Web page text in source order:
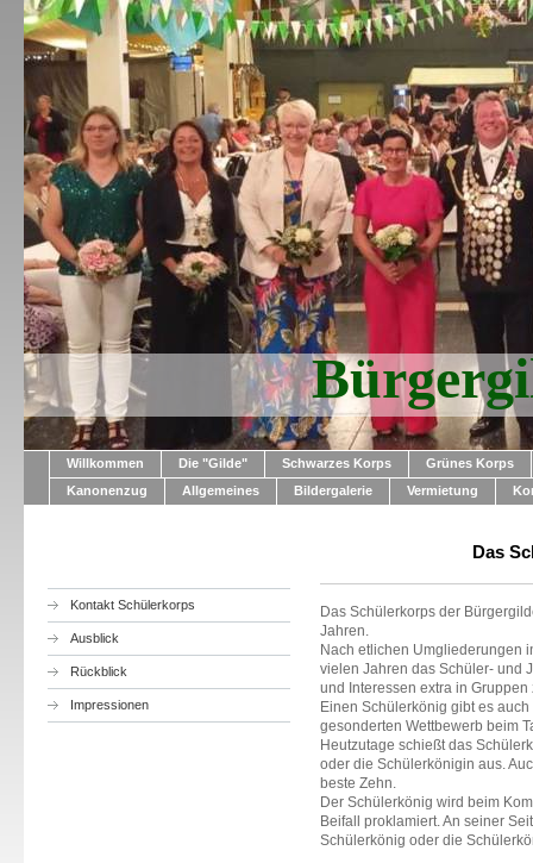
Willkommen Die "Gilde" Schwarzes Korps
Grünes Korps
Kanonenzug
Allgemeines Bildergalerie Vermietung
Kontakt Schülerkorps
Ausblick
Rückblick
Impressionen
Das
Das Schülerkorps der
Jahren.
Nach etlichen Umgliederungen
vielen Jahren das Schüler- und
und Interessen extra in
Einen Schülerkönig gibt es
gesonderten Wettbewerb beim
Heutzutage schießt das
oder die Schülerkönigin aus.
beste Zehn.
Der Schülerkönig wird beim
Beifall proklamiert. An seiner
Schülerkönig oder die